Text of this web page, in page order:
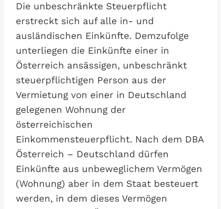
Die unbeschränkte Steuerpflicht
erstreckt sich auf alle in- und
ausländischen Einkünfte. Demzufolge
unterliegen die Einkünfte einer in
Österreich ansässigen, unbeschränkt
steuerpflichtigen Person aus der
Vermietung von einer in Deutschland
gelegenen Wohnung der
österreichischen
Einkommensteuerpflicht. Nach dem DBA
Österreich – Deutschland dürfen
Einkünfte aus unbeweglichem Vermögen
(Wohnung) aber in dem Staat besteuert
werden, in dem dieses Vermögen